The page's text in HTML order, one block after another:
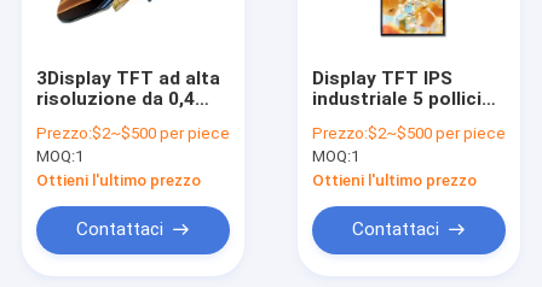
3Display TFT ad alta
risoluzione da 0,4
rotondo IPS Mipi LCD
Display
Prezzo:$2~$500 per piece
MOQ:1
Ottieni l'ultimo prezzo
Contattaci
Display TFT IPS
industriale 5 pollici
luminosità 450 Nits
Prezzo:$2~$500 per piece
MOQ:1
Ottieni l'ultimo prezzo
Contattaci